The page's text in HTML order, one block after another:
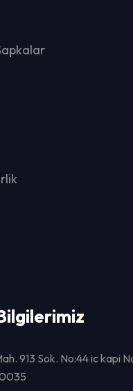
913 Sok. No:44 ic kapi